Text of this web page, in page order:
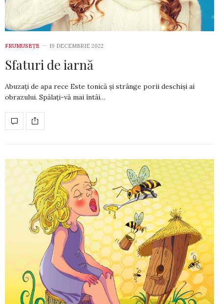
FRUMUSEȚE 19 DECEMBRIE 2022
Sfaturi de iarnă
Abuzați de apa rece Este tonică și strânge porii des­chiși ai
obrazului. Spălați-vă mai în­tâi…